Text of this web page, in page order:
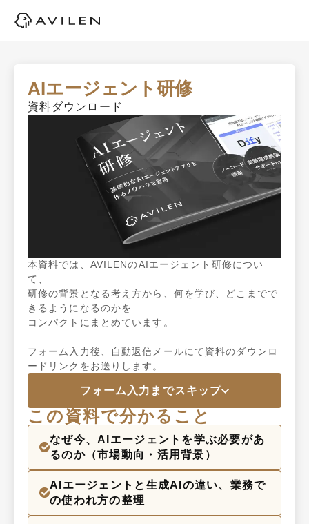
AIエージェント研修
資料ダウンロード
本資料では、AVILENのAIエージェント研修につい
て、
研修の背景となる考え方から、何を学び、どこまでで
きるようになるのかを
コンパクトにまとめています。
フォーム入力後、自動返信メールにて資料のダウンロ
ードリンクをお送りします。
フォーム入力までスキップ
この資料で分かること
なぜ今、AIエージェントを学ぶ必要があ
るのか（市場動向・活用背景）
AIエージェントと生成AIの違い、業務で
の使われ方の整理